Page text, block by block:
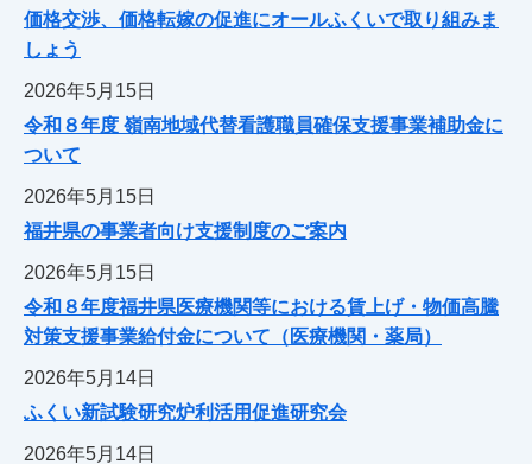
価格交渉、価格転嫁の促進にオールふくいで取り組みま
しょう
2026年5月15日
令和８年度 嶺南地域代替看護職員確保支援事業補助金に
ついて
2026年5月15日
福井県の事業者向け支援制度のご案内
2026年5月15日
令和８年度福井県医療機関等における賃上げ・物価高騰
対策支援事業給付金について（医療機関・薬局）
2026年5月14日
ふくい新試験研究炉利活用促進研究会
2026年5月14日